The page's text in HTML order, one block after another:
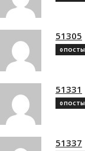
51305
0 ПОСТЫ
51331
0 ПОСТЫ
51337